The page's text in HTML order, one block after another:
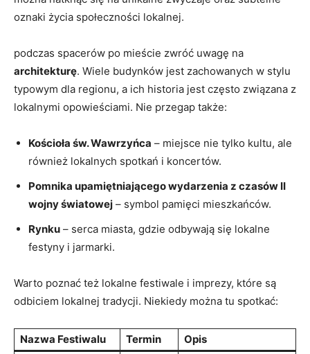
oznaki życia społeczności lokalnej.
podczas spacerów po mieście zwróć uwagę na
architekturę. Wiele budynków jest zachowanych w stylu
typowym dla regionu, a ich historia jest często związana z
lokalnymi opowieściami. Nie przegap także:
Kościoła św. Wawrzyńca – miejsce nie tylko kultu, ale
również lokalnych spotkań i koncertów.
Pomnika upamiętniającego wydarzenia z czasów II
wojny światowej – symbol pamięci mieszkańców.
Rynku – serca miasta, gdzie odbywają się lokalne
festyny i jarmarki.
Warto poznać też lokalne festiwale i imprezy, które są
odbiciem lokalnej tradycji. Niekiedy można tu spotkać:
Nazwa Festiwalu Termin Opis